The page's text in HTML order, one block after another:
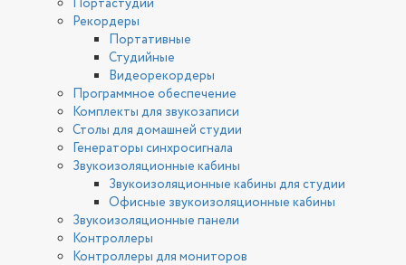
Портастудии
Рекордеры
Портативные
Студийные
Видеорекордеры
Программное обеспечение
Комплекты для звукозаписи
Столы для домашней студии
Генераторы синхросигнала
Звукоизоляционные кабины
Звукоизоляционные кабины для студии
Офисные звукоизоляционные кабины
Звукоизоляционные панели
Контроллеры
Контроллеры для мониторов